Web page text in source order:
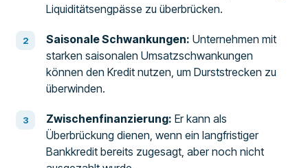
Liquiditätsengpässe zu überbrücken.
Saisonale Schwankungen: Unternehmen mit
starken saisonalen Umsatzschwankungen
können den Kredit nutzen, um Durststrecken zu
überwinden.
Zwischenfinanzierung: Er kann als
Überbrückung dienen, wenn ein langfristiger
Bankkredit bereits zugesagt, aber noch nicht